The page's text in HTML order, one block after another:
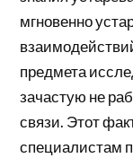
мгновенно
предмета
зачастую не
связи. Этот
специалистам